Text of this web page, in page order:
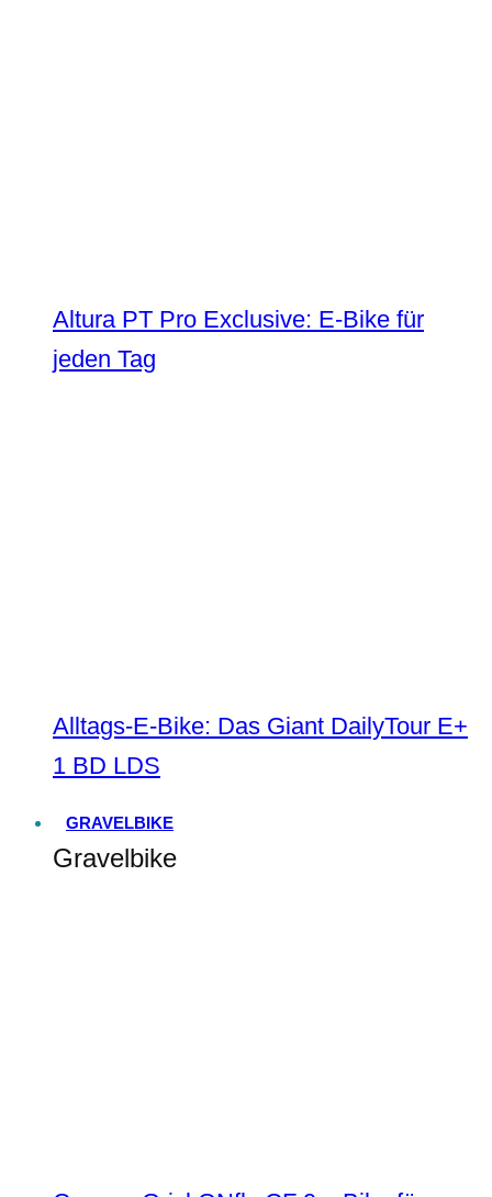
Altura PT Pro Exclusive: E-Bike für
jeden Tag
Alltags-E-Bike: Das Giant DailyTour E+
1 BD LDS
GRAVELBIKE
Gravelbike